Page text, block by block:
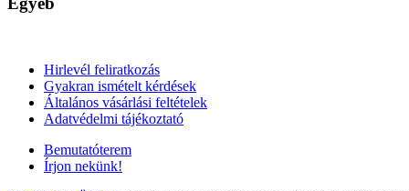
Hirlevél feliratkozás
Gyakran ismételt kérdések
Általános vásárlási feltételek
Adatvédelmi tájékoztató
Bemutatóterem
Írjon nekünk!